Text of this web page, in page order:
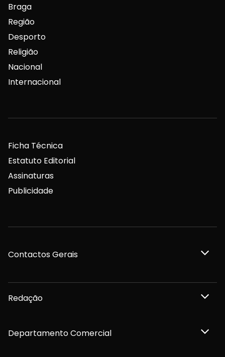
Braga
Região
Desporto
Religião
Nacional
Internacional
Ficha Técnica
Estatuto Editorial
Assinaturas
Publicidade
Contactos Gerais
Redação
Departamento Comercial